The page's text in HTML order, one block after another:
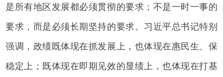
是所有地区发展都必须贯彻的要求；不是一时一事的
要求，而是必须长期坚持的要求。习近平总书记特别
强调，政绩既体现在抓发展上，也体现在惠民生、保
稳定上；既体现在即期见效的显绩上，也体现在打基